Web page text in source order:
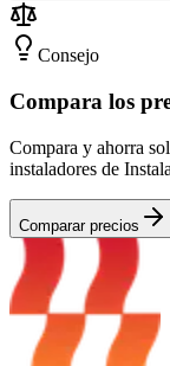
Consejo
Compara los
Compara y ahorra
instaladores de
Comparar precios